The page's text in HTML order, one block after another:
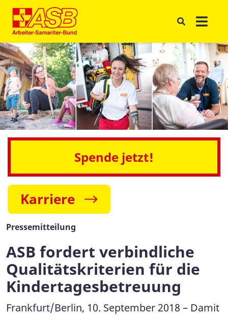
Spende jetzt!
Karriere
Pressemitteilung
ASB fordert verbindliche
Qualitätskriterien für die
Kindertagesbetreuung
Frankfurt/Berlin, 10. September 2018 – Damit